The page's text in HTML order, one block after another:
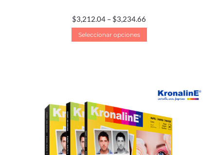
$3,212.04 – $3,234.66
Seleccionar opciones